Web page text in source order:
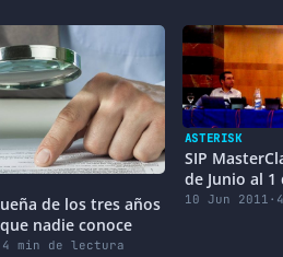
de los tres años
nadie conoce
4 min de lectura
ASTERISK
SIP
de Junio al 1
10 Jun 2011 ·